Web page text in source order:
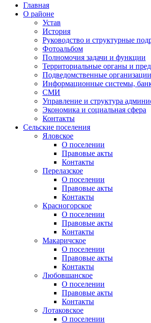
Главная
О районе
Устав
История
Руководство и структурные
Фотоальбом
Полномочия задачи и функции
Территориальные органы и
Подведомственные организации
Информационные системы,
СМИ
Управление и структура
Экономика и социальная сфера
Контакты
Сельские поселения
Яловское
О поселении
Правовые акты
Контакты
Перелазское
О поселении
Правовые акты
Контакты
Красногорское
О поселении
Правовые акты
Контакты
Макаричское
О поселении
Правовые акты
Контакты
Любовшанское
О поселении
Правовые акты
Контакты
Лотаковское
О поселении